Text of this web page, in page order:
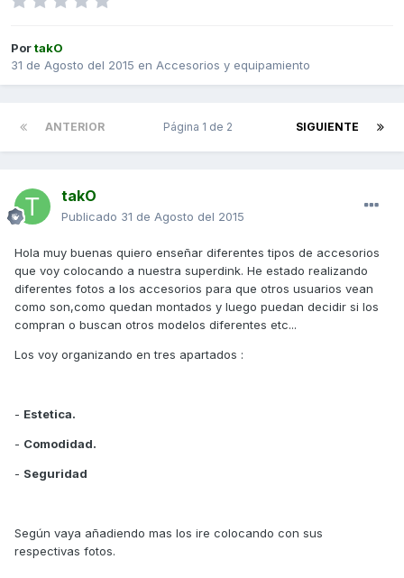
PortakO
31 de Agosto del 2015 en Accesorios y equipamiento
ANTERIOR SIGUIENTE
Página 1 de 2
takO
Publicado 31 de Agosto del 2015
Hola muy buenas quiero enseñar diferentes tipos de accesorios
que voy colocando a nuestra superdink. He estado realizando
diferentes fotos a los accesorios para que otros usuarios vean
como son,como quedan montados y luego puedan decidir si los
compran o buscan otros modelos diferentes etc...
Los voy organizando en tres apartados :
- Estetica.
- Comodidad.
- Seguridad
Según vaya añadiendo mas los ire colocando con sus
respectivas fotos.